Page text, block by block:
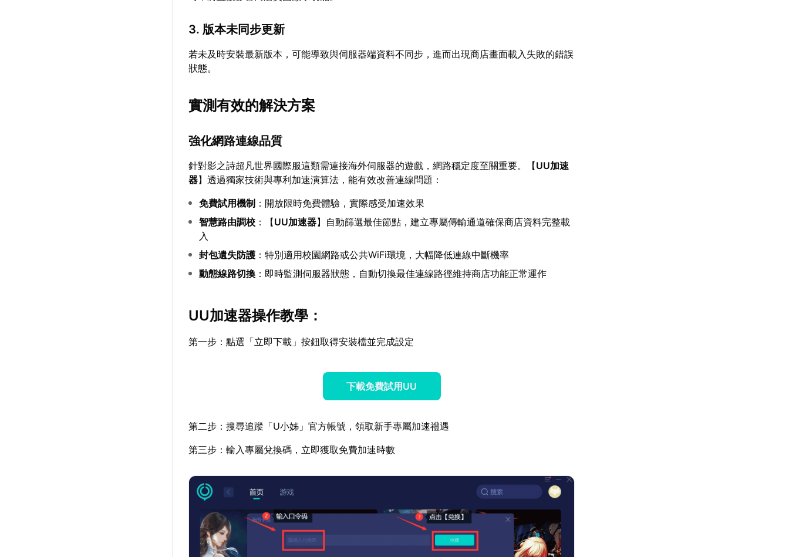
3. 版本未同步更新
若未及時安裝最新版本，可能導致與伺服器端資料不同步，進而出現商店畫面載入失敗的錯誤
狀態。
實測有效的解決方案
強化網路連線品質
針對影之詩超凡世界國際服這類需連接海外伺服器的遊戲，網路穩定度至關重要。【UU加速
器】透過獨家技術與專利加速演算法，能有效改善連線問題：
免費試用機制 ：開放限時免費體驗，實際感受加速效果
智慧路由調校 ：【UU加速器】自動篩選最佳節點，建立專屬傳輸通道確保商店資料完整載
入
封包遺失防護 ：特別適用校園網路或公共WiFi環境，大幅降低連線中斷機率
動態線路切換 ：即時監測伺服器狀態，自動切換最佳連線路徑維持商店功能正常運作
UU加速器操作教學：
第一步：點選「立即下載」按鈕取得安裝檔並完成設定
下載免費試用UU
第二步：搜尋追蹤「U小姊」官方帳號，領取新手專屬加速禮遇
第三步：輸入專屬兌換碼，立即獲取免費加速時數